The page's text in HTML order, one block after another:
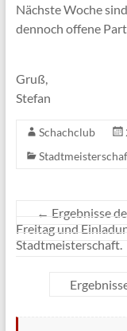
Nächste Woche
dennoch offene
Gruß,
Stefan
Schachclub
← Ergebnisse
Freitag und
Stadtmeisterschaft.